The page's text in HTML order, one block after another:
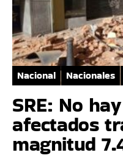
Nacional Nacionales
SRE: No
afectados
magnitud